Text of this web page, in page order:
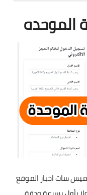
الموحده
سات اخبار الموقع